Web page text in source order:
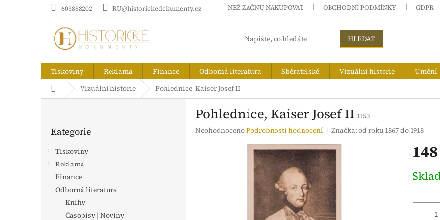
na
603888202 RU@historickedokumenty.cz NEŽ ZAČNU NAKUPOVAT OBCHODNÍ PODMÍNKY GDPR
HLEDAT
Tiskoviny Reklama Finance Odborná literatura Sběratelské Vizuální historie Umění
Domů Vizuální historie Pohlednice, Kaiser Josef II
kategorie
Kategorie
Tiskoviny
Reklama
Finance
Odborná literatura
Knihy
Časopisy | Noviny
Pohlednice, Kaiser Josef II 3153
Průměrné
NeohodnocenoPodrobnosti hodnocení Značka:od roku 1867 do 1918
cena: